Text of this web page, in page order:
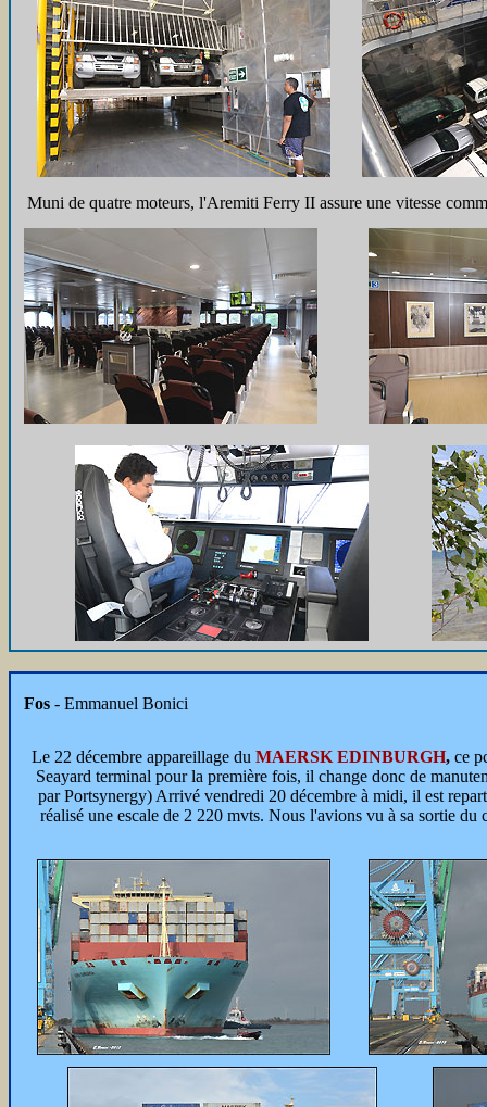
Muni de quatre moteurs, l'Aremiti Ferry II assure une vitesse
Fos - Emmanuel Bonici
Le 22 décembre appareillage du MAERSK EDINBURGH,ce
Seayard terminal pour la première fois, il change donc de
par Portsynergy) Arrivé vendredi 20 décembre à midi, il est
réalisé une escale de 2 220 mvts. Nous l'avions vu à sa sortie du